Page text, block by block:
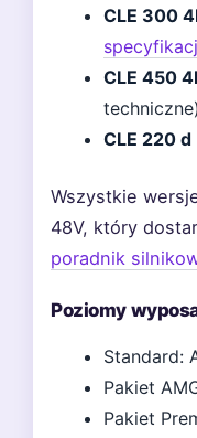
CLE 300
CLE 450
techniczne)
CLE 220 d
Wszystkie
48V, który
poradnik
Poziomy
Standard:
Pakiet
Pakiet